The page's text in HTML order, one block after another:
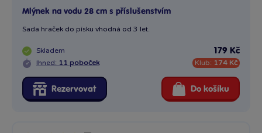
Mlýnek na vodu 28 cm s příslušenstvím
Sada hraček do písku vhodná od 3 let.
Skladem
Ihned: 11 poboček
179 Kč
Klub: 174 Kč
Rezervovat Do košíku